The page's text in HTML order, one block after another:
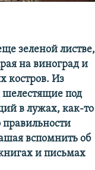
зеленой листве,
на виноград и
костров. Из
шелестящие под
в лужах, как-то
правильности
вспомнить об
и письмах